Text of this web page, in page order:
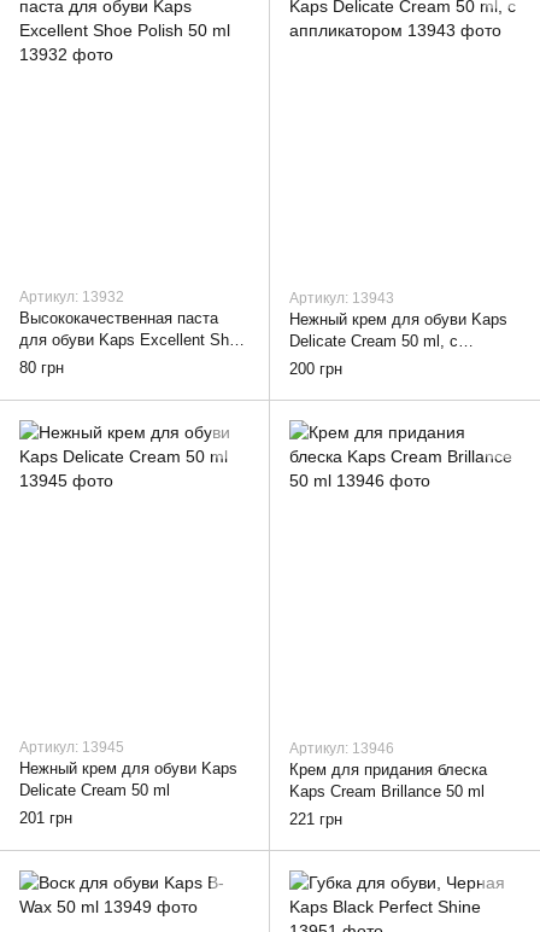
Артикул: 13932
Высококачественная паста
для обуви Kaps Excellent Shoe
Polish 50 ml
80 грн
Артикул: 13943
Нежный крем для обуви Kaps
Delicate Cream 50 ml, с
аппликатором
200 грн
Артикул: 13945
Нежный крем для обуви Kaps
Delicate Cream 50 ml
201 грн
Артикул: 13946
Крем для придания блеска
Kaps Cream Brillance 50 ml
221 грн